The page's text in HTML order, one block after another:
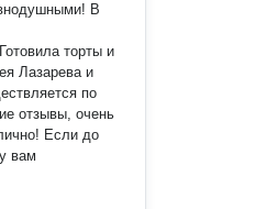
В
Лазарева и
по
отзывы, очень
до
вам